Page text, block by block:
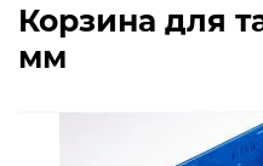
Корзина для
мм